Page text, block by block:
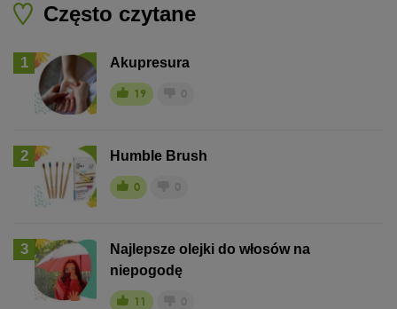
Często czytane
1 Akupresura
19
2 Humble Brush
0
3
Najlepsze olejki do włosów na
niepogodę
11